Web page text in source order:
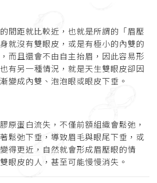
間距就比較近，也就是所謂的「眉壓
就沒有雙眼皮，或是有極小的內雙的
而且還會不由自主抬眉，因此容易形
有另一種情況，就是天生雙眼皮卻因
變成內雙、泡泡眼或眼皮下垂。
原蛋白流失，不僅前額組織會鬆弛，
鬆弛下垂，導致眉毛與眼尾下垂，或
得更近，自然就會形成眉壓眼的情
眼皮的人，甚至可能慢慢消失。